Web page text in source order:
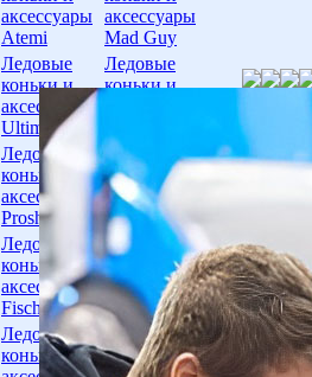
аксессуары
Atemi
Ледовые
коньки и
аксессуары
Ultima
Ледовые
коньки и
аксессуары
Prosharp
Ледовые
коньки и
аксессуары
Fischer
Ледовые
коньки и
аксессуары
Mad Guy
Ледовые
коньки и
Ледовые
коньки и
аксессуары
Grom
Ледовые
коньки и
аксессуары
Woodoo
Ледовые
коньки и